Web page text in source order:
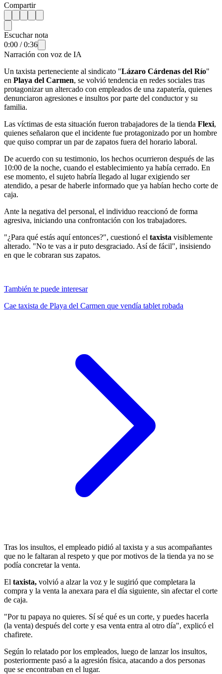
Compartir
Escuchar nota
0:00 /0:36
Narración con voz de IA
Un taxista perteneciente al sindicato "Lázaro Cárdenas del Río"
en Playa del Carmen, se volvió tendencia en redes sociales tras
protagonizar un altercado con empleados de una zapatería, quienes
denunciaron agresiones e insultos por parte del conductor y su
familia.
Las víctimas de esta situación fueron trabajadores de la tienda Flexi,
quienes señalaron que el incidente fue protagonizado por un hombre
que quiso comprar un par de zapatos fuera del horario laboral.
De acuerdo con su testimonio, los hechos ocurrieron después de las
10:00 de la noche, cuando el establecimiento ya había cerrado. En
ese momento, el sujeto habría llegado al lugar exigiendo ser
atendido, a pesar de haberle informado que ya habían hecho corte de
caja.
Ante la negativa del personal, el individuo reaccionó de forma
agresiva, iniciando una confrontación con los trabajadores.
"¿Para qué estás aquí entonces?", cuestionó el taxista visiblemente
alterado. "No te vas a ir puto desgraciado. Así de fácil", insisiendo
en que le cobraran sus zapatos.
También te puede interesar
Cae taxista de Playa del Carmen que vendía tablet robada
Tras los insultos, el empleado pidió al taxista y a sus acompañantes
que no le faltaran al respeto y que por motivos de la tienda ya no se
podía concretar la venta.
El taxista, volvió a alzar la voz y le sugirió que completara la
compra y la venta la anexara para el día siguiente, sin afectar el corte
de caja.
"Por tu papaya no quieres. Sí sé qué es un corte, y puedes hacerla
(la venta) después del corte y esa venta entra al otro día", explicó el
chafirete.
Según lo relatado por los empleados, luego de lanzar los insultos,
posteriormente pasó a la agresión física, atacando a dos personas
que se encontraban en el lugar.